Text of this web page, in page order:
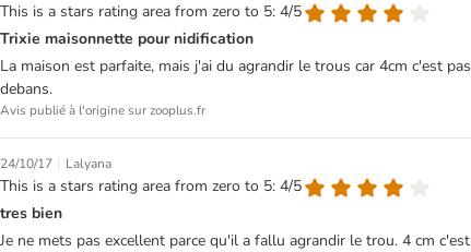
This is a stars rating area from zero to 5: 4/5
Trixie maisonnette pour nidification
La maison est parfaite, mais j'ai du agrandir le trous car 4cm c'est
debans.
Avis publié à l'origine sur zooplus.fr
24/10/17 | Lalyana
This is a stars rating area from zero to 5: 4/5
tres bien
Je ne mets pas excellent parce qu'il a fallu agrandir le trou. 4 cm